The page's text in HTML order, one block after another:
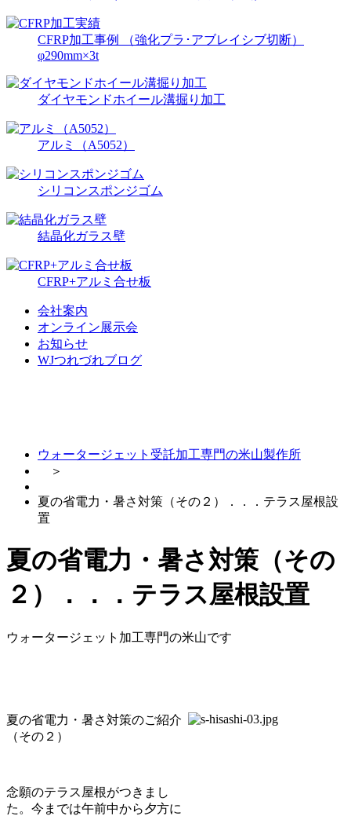
CFRP加工事例 （強化プラ･アブレイシブ切断）
φ290mm×3t
ダイヤモンドホイール溝掘り加工
アルミ（A5052）
シリコンスポンジゴム
結晶化ガラス壁
CFRP+アルミ合せ板
会社案内
オンライン展示会
お知らせ
WJつれづれブログ
ウォータージェット受託加工専門の米山製作所
＞
夏の省電力・暑さ対策（その２）．．．テラス屋根設
置
夏の省電力・暑さ対策（その
２）．．．テラス屋根設置
ウォータージェット加工専門の米山です
夏の省電力・暑さ対策のご紹介
（その２）
念願のテラス屋根がつきまし
た。今までは午前中から夕方に